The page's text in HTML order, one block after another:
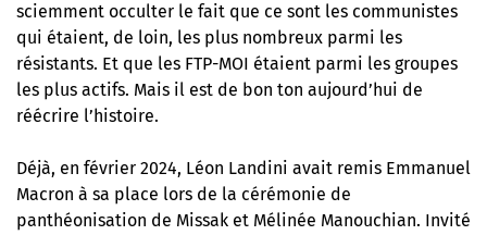
sciemment occulter le fait que ce sont les communistes
qui étaient, de loin, les plus nombreux parmi les
résistants. Et que les FTP-MOI étaient parmi les groupes
les plus actifs. Mais il est de bon ton aujourd’hui de
réécrire l’histoire.
Déjà, en février 2024, Léon Landini avait remis Emmanuel
Macron à sa place lors de la cérémonie de
panthéonisation de Missak et Mélinée Manouchian. Invité